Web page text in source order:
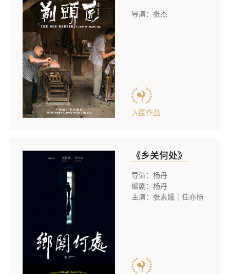
导演：张杰
入围作品
《乡关何处》
导演：杨丹
编剧：杨丹
主演：张素娥｜任亦杨